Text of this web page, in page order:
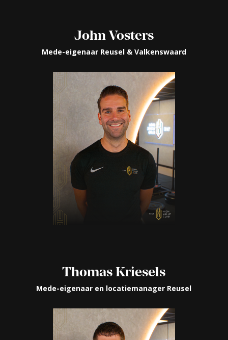
John Vosters
Mede-eigenaar Reusel & Valkenswaard
Thomas Kriesels
Mede-eigenaar en locatiemanager Reusel